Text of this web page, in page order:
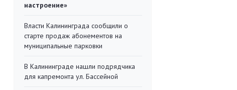
настроение»
Власти Калининграда сообщили о
старте продаж абонементов на
муниципальные парковки
В Калининграде нашли подрядчика
для капремонта ул. Бассейной